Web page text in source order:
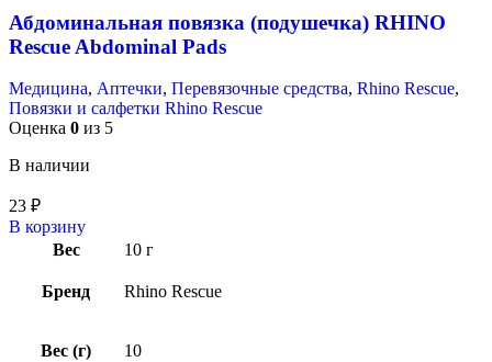
Абдоминальная повязка (подушечка) RHINO
Rescue Abdominal Pads
Медицина, Аптечки, Перевязочные средства, Rhino Rescue,
Повязки и салфетки Rhino Rescue
Оценка 0 из 5
В наличии
23 ₽
В корзину
Вес
10 г
Бренд Rhino Rescue
Вес (г) 10